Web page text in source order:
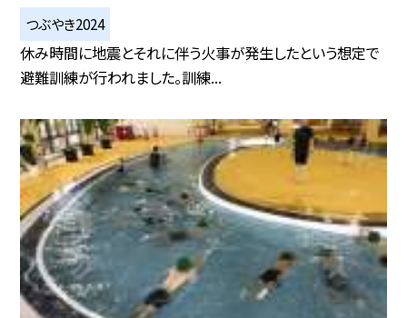
つぶやき2024
休み時間に地震とそれに伴う火事が発生したという想定で
避難訓練が行われました。訓練...